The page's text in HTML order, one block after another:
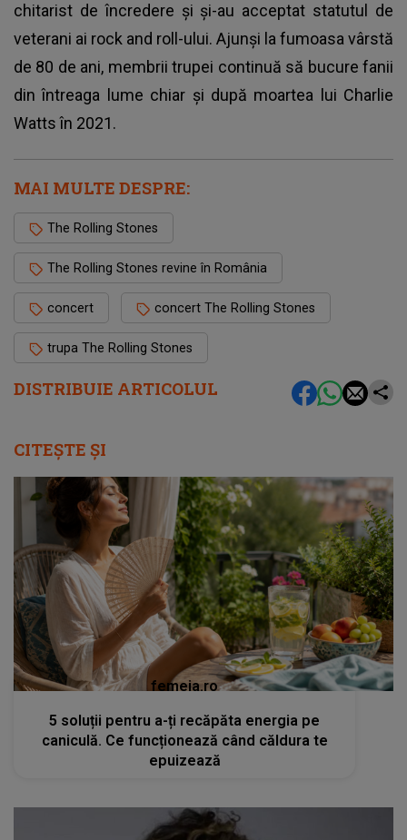
DISTRIBUIE ARTICOLUL
chitarist de încredere și și-au acceptat statutul de
veterani ai rock and roll-ului. Ajunși la fumoasa vârstă
de 80 de ani, membrii trupei continuă să bucure fanii
din întreaga lume chiar și după moartea lui Charlie
Watts în 2021.
MAI MULTE DESPRE:
The Rolling Stones
The Rolling Stones revine în România
concert concert The Rolling Stones
trupa The Rolling Stones
CITEȘTE ȘI
femeia.ro
5 soluții pentru a-ți recăpăta energia pe
caniculă. Ce funcționează când căldura te
epuizează